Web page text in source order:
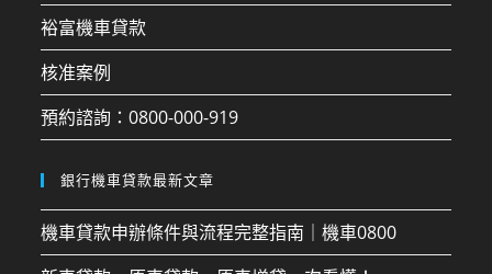
裕富機車貸款
核准案例
預約諮詢：0800-000-919
銀行機車貸款最新文章
機車貸款申辦條件與流程完整指南｜機車0800